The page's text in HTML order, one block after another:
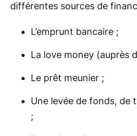
différentes sources de
L’emprunt bancaire ;
La love money (auprès
Le prêt meunier ;
Une levée de fonds, de
;